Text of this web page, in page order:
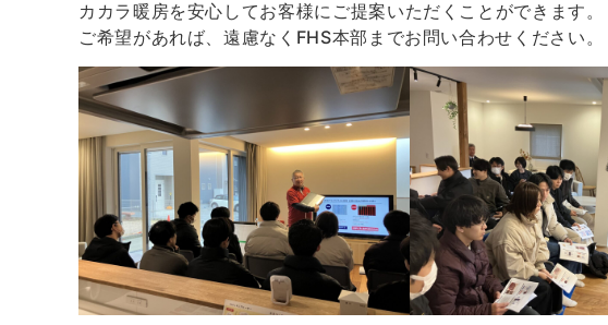
カカラ暖房を安心してお客様にご提案いただくことができます。
ご希望があれば、遠慮なくFHS本部までお問い合わせください。